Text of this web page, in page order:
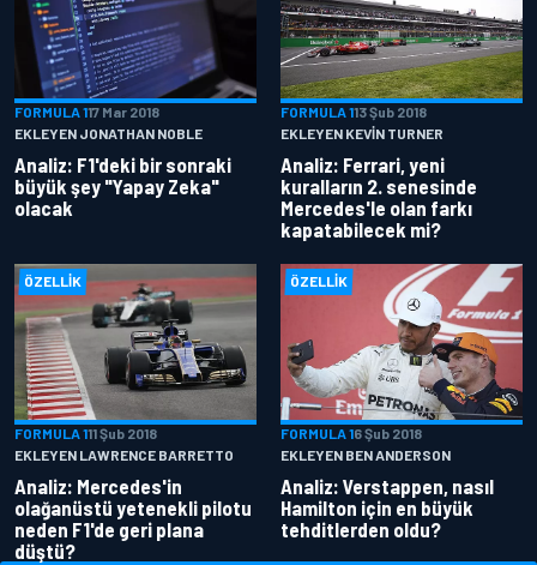
FORMULA 117 Mar 2018
EKLEYEN JONATHAN NOBLE
Analiz: F1'deki bir sonraki
büyük şey "Yapay Zeka"
olacak
FORMULA 113 Şub 2018
EKLEYEN KEVIN TURNER
Analiz: Ferrari, yeni
kuralların 2. senesinde
Mercedes'le olan farkı
kapatabilecek mi?
ÖZELLIK
FORMULA 111 Şub 2018
EKLEYEN LAWRENCE BARRETTO
Analiz: Mercedes'in
olağanüstü yetenekli pilotu
neden F1'de geri plana
düştü?
ÖZELLIK
FORMULA 16 Şub 2018
EKLEYEN BEN ANDERSON
Analiz: Verstappen, nasıl
Hamilton için en büyük
tehditlerden oldu?